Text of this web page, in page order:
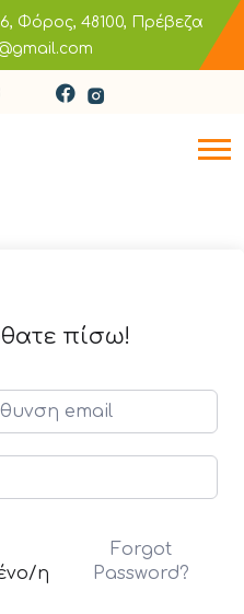
Φόρος, 48100, Πρέβεζα
πίσω!
η
Forgot
Password?